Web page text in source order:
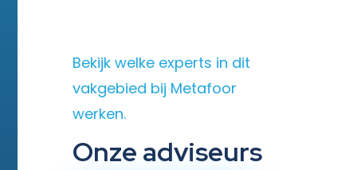
Bekijk welke experts in dit
vakgebied bij Metafoor
werken.
Onze adviseurs